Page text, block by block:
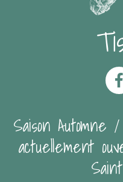
Saison Automne
actuellement